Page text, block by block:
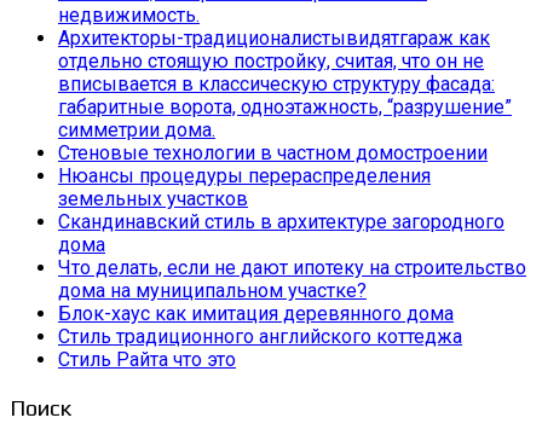
недвижимость.
Архитекторы-традиционалистывидятгараж как
отдельно стоящую постройку, считая, что он не
вписывается в классическую структуру фасада:
габаритные ворота, одноэтажность, “разрушение”
симметрии дома.
Стеновые технологии в частном домостроении
Нюансы процедуры перераспределения
земельных участков
Скандинавский стиль в архитектуре загородного
дома
Что делать, если не дают ипотеку на строительство
дома на муниципальном участке?
Блок-хаус как имитация деревянного дома
Стиль традиционного английского коттеджа
Стиль Райта что это
Поиск